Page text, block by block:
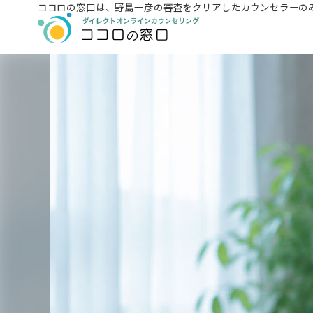
ココロの窓口は、野島一彦の審査をクリアしたカウンセラーの